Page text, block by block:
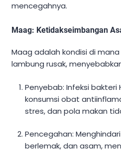
mencegahnya.
Maag: Ketidakseimbangan
Maag adalah kondisi di
lambung rusak,
Penyebab: Infeksi bakteri
konsumsi obat
stres, dan pola makan
Pencegahan:
berlemak, dan asam,